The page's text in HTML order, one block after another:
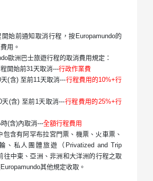
始前通知取消行程，按Europamundo的
用。
歐洲巴士旅遊行程的取消費用規定：
開始前31天取消---行政作業費
(含) 至前11天取消---行程費用的10%+行
天(含) 至前1天取消---行程費用的25%+行
(含)內取消---全額行程費用
含有阿罕布拉宮門票、機票、火車票、
、私人團體旅遊（Privatized and Trip
往中東、亞洲、非洲和大洋洲的行程之取
其他規定收取。